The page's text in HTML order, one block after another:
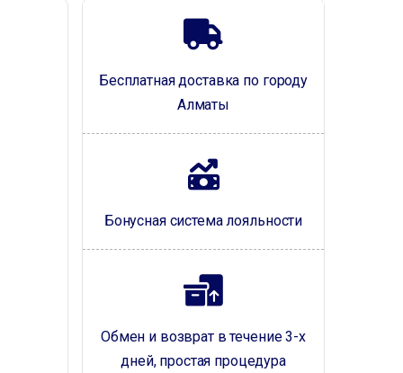
Бесплатная доставка по городу
Алматы
Бонусная система лояльности
Обмен и возврат в течение 3-х
дней, простая процедура